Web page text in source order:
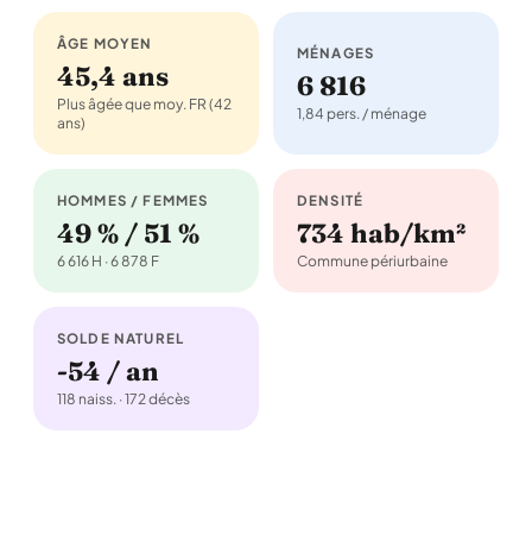
ÂGE MOYEN
45,4 ans
Plus âgée que moy. FR (42
ans)
MÉNAGES
6 816
1,84 pers. / ménage
HOMMES / FEMMES
49 % / 51 %
6 616 H · 6 878 F
DENSITÉ
734 hab/km²
Commune périurbaine
SOLDE NATUREL
-54 / an
118 naiss. · 172 décès